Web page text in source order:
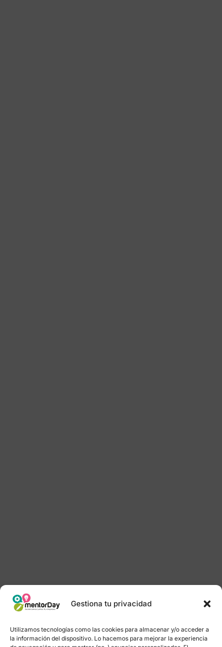
Gestiona tu privacidad
Utilizamos tecnologías como las cookies para almacenar y/o acceder a
la información del dispositivo. Lo hacemos para mejorar la experiencia